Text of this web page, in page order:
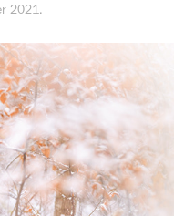
2021.